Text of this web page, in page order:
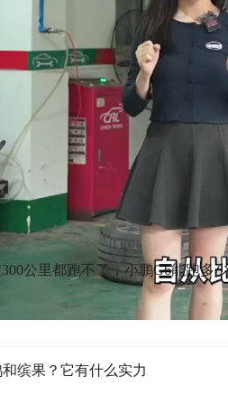
的一台车的底盘和特斯拉
公里都跑不了，小鹏G6能跑多
缤果？它有什么实力